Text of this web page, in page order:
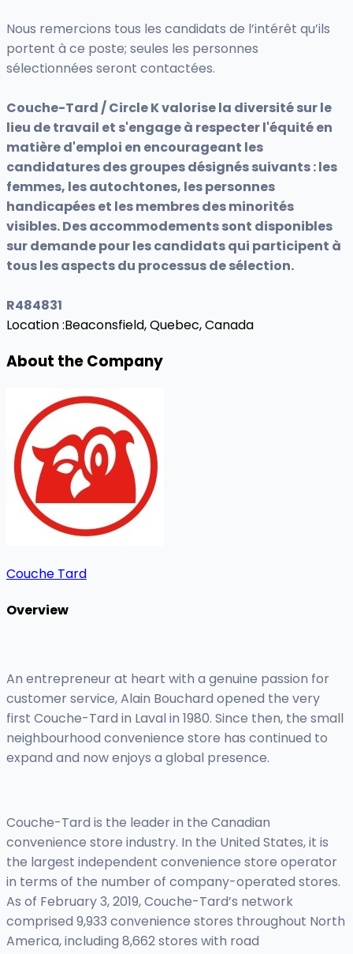
Nous remercions tous les candidats de l’intérêt qu’ils
portent à ce poste; seules les personnes
sélectionnées seront contactées.
Couche-Tard / Circle K valorise la diversité sur le
lieu de travail et s'engage à respecter l'équité en
matière d'emploi en encourageant les
candidatures des groupes désignés suivants : les
femmes, les autochtones, les personnes
handicapées et les membres des minorités
visibles. Des accommodements sont disponibles
sur demande pour les candidats qui participent à
tous les aspects du processus de sélection.
R484831
Location :Beaconsfield, Quebec, Canada
About the Company
Couche Tard
Overview
An entrepreneur at heart with a genuine passion for
customer service, Alain Bouchard opened the very
first Couche-Tard in Laval in 1980. Since then, the small
neighbourhood convenience store has continued to
expand and now enjoys a global presence.
Couche-Tard is the leader in the Canadian
convenience store industry. In the United States, it is
the largest independent convenience store operator
in terms of the number of company-operated stores.
As of February 3, 2019, Couche-Tard’s network
comprised 9,933 convenience stores throughout North
America, including 8,662 stores with road